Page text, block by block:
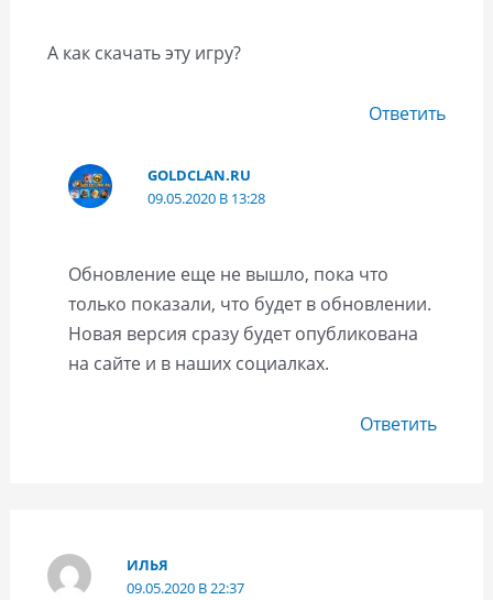
А как скачать эту игру?
Ответить
GOLDCLAN.RU
09.05.2020 В 13:28
Обновление еще не вышло, пока что
только показали, что будет в обновлении.
Новая версия сразу будет опубликована
на сайте и в наших социалках.
Ответить
ИЛЬЯ
09.05.2020 В 22:37